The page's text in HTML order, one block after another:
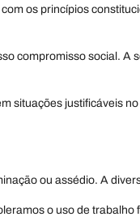
os princípios
compromisso social. A
situações justificáveis
ou assédio. A
o uso de trabalho